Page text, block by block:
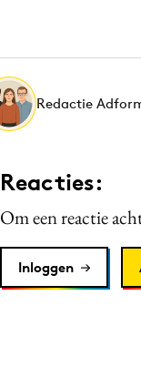
Redactie
Reacties:
Om een reactie
Inloggen